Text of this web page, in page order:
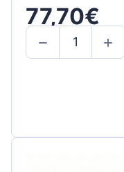
77,70€